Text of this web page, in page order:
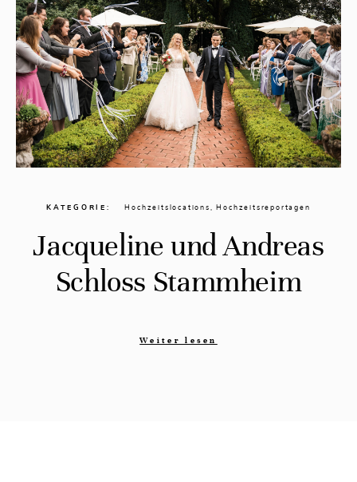
KATEGORIE Hochzeitslocations,Hochzeitsreportagen
Jacqueline und Andreas
Schloss Stammheim
Weiter lesen